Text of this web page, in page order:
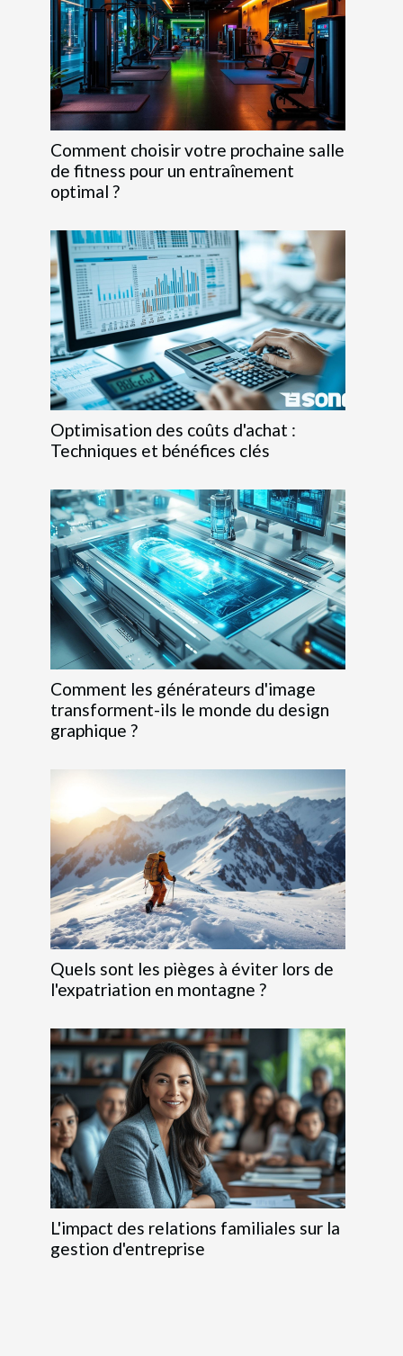
Comment choisir votre prochaine salle
de fitness pour un entraînement
optimal ?
Optimisation des coûts d'achat :
Techniques et bénéfices clés
Comment les générateurs d'image
transforment-ils le monde du design
graphique ?
Quels sont les pièges à éviter lors de
l'expatriation en montagne ?
L'impact des relations familiales sur la
gestion d'entreprise